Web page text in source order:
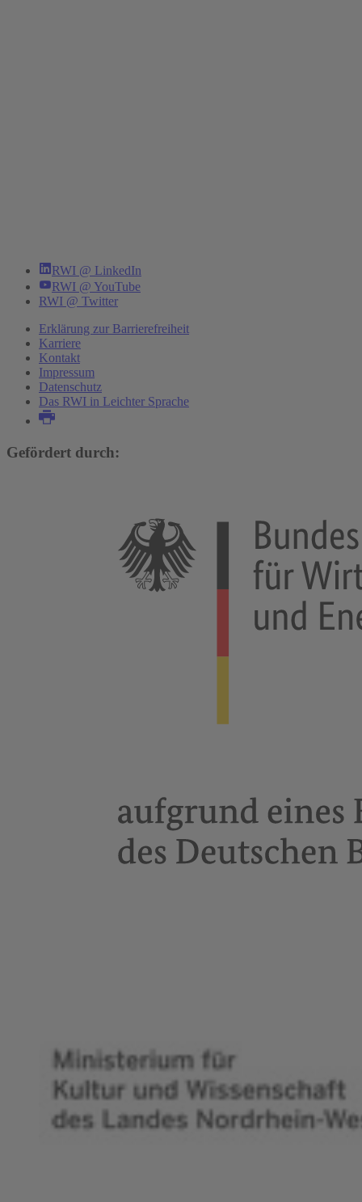
RWI @ LinkedIn
RWI @ YouTube
RWI @ Twitter
Erklärung zur Barrierefreiheit
Karriere
Kontakt
Impressum
Datenschutz
Das RWI in Leichter Sprache
Gefördert durch: